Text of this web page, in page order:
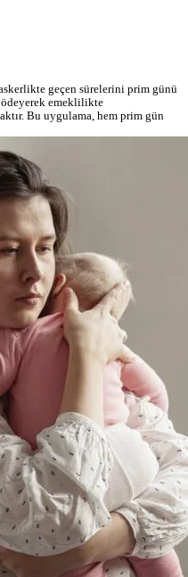
geçen sürelerini prim günü
emeklilikte
Bu uygulama, hem prim gün